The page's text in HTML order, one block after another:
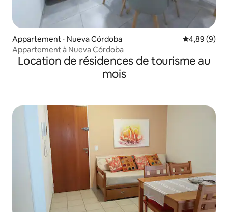
Appartement ⋅ Nueva Córdoba Évaluation
4,89 (9)
Appartement à Nueva Córdoba
Location de résidences de tourisme au
mois